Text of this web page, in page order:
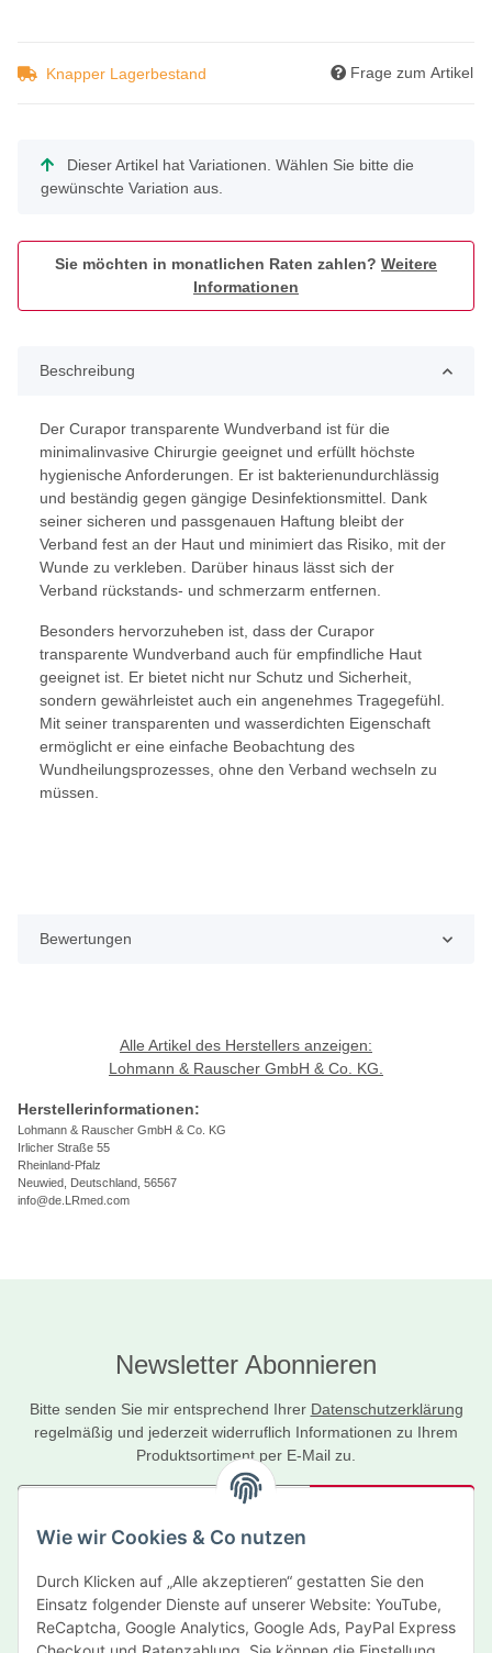
Wie wir Cookies & Co nutzen
Durch Klicken auf „Alle akzeptieren“ gestatten Sie den
Einsatz folgender Dienste auf unserer Website: YouTube,
ReCaptcha, Google Analytics, Google Ads, PayPal Express
Knapper Lagerbestand Frage zum Artikel
x
Dieser Artikel hat Variationen. Wählen Sie bitte die
gewünschte Variation aus.
Sie möchten in monatlichen Raten zahlen? Weitere
Informationen
Beschreibung
Der Curapor transparente Wundverband ist für die
minimalinvasive Chirurgie geeignet und erfüllt höchste
hygienische Anforderungen. Er ist bakterienundurchlässig
und beständig gegen gängige Desinfektionsmittel. Dank
seiner sicheren und passgenauen Haftung bleibt der
Verband fest an der Haut und minimiert das Risiko, mit der
Wunde zu verkleben. Darüber hinaus lässt sich der
Verband rückstands- und schmerzarm entfernen.
Besonders hervorzuheben ist, dass der Curapor
transparente Wundverband auch für empfindliche Haut
geeignet ist. Er bietet nicht nur Schutz und Sicherheit,
sondern gewährleistet auch ein angenehmes Tragegefühl.
Mit seiner transparenten und wasserdichten Eigenschaft
ermöglicht er eine einfache Beobachtung des
Wundheilungsprozesses, ohne den Verband wechseln zu
müssen.
Bewertungen
Alle Artikel des Herstellers anzeigen:
Lohmann & Rauscher GmbH & Co. KG.
Herstellerinformationen:
Lohmann & Rauscher GmbH & Co. KG
Irlicher Straße 55
Rheinland-Pfalz
Neuwied, Deutschland, 56567
info@de.LRmed.com
Newsletter Abonnieren
Bitte senden Sie mir entsprechend Ihrer Datenschutzerklärung
regelmäßig und jederzeit widerruflich Informationen zu Ihrem
Produktsortiment per E-Mail zu.
Newsletter Abonnieren
Informationen
Gesetzliche Informationen